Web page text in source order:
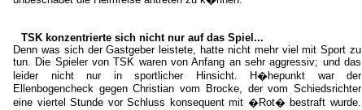
TSK konzentrierte sich nicht nur auf das Spiel...
Denn was sich der Gastgeber leistete, hatte nicht mehr viel mit Sport zu
tun. Die Spieler von TSK waren von Anfang an sehr aggressiv; und das
leider nicht nur in sportlicher Hinsicht. H�hepunkt war der
Ellenbogencheck gegen Christian vom Brocke, der vom Schiedsrichter
eine viertel Stunde vor Schluss konsequent mit �Rot� bestraft wurde.